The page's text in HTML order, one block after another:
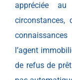
appréciée
l’agent
de refus de prêt